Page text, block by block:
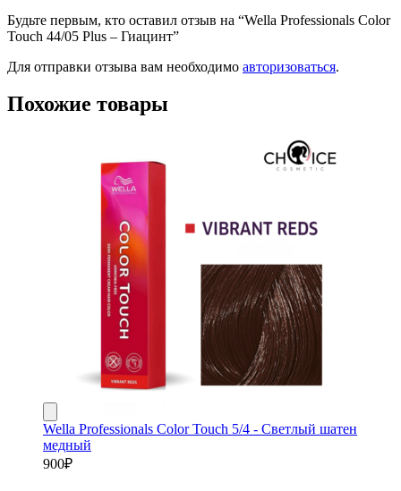
Будьте первым, кто оставил отзыв на “Wella Professionals Color
Touch 44/05 Plus – Гиацинт”
Для отправки отзыва вам необходимо авторизоваться.
Похожие товары
Wella Professionals Color Touch 5/4 - Светлый шатен
медный
900₽